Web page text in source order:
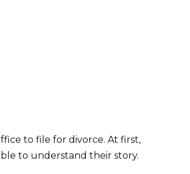
to file for divorce. At first,
to understand their story.